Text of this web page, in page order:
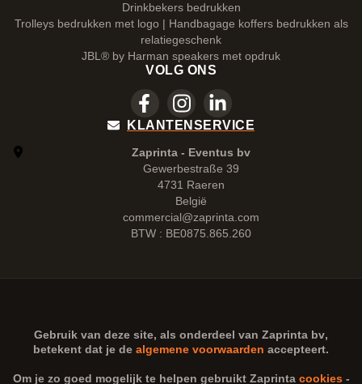
Drinkbekers bedrukken
Trolleys bedrukken met logo | Handbagage koffers bedrukken als
relatiegeschenk
JBL® by Harman speakers met opdruk
VOLG ONS
KLANTENSERVICE
Zaprinta - Eventus bv
Gewerbestraße 39
4731 Raeren
België
commercial@zaprinta.com
BTW : BE0875.865.260
Gebruik van deze site, als onderdeel van Zaprinta bv,
betekent dat je de algemene voorwaarden accepteert.
Om je zo goed mogelijk te helpen gebruikt Zaprinta cookies-